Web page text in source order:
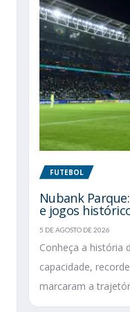
FUTEBOL
Nubank
e jogos
5 DE AGOSTO DE 2026
Conheça a história
capacidade,
marcaram a